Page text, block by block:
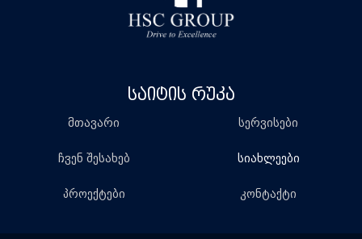
ᲡᲐᲘᲢᲘᲡ ᲠᲣᲙᲐ
მთავარი
ჩვენ შესახებ
პროექტები
სერვისები
სიახლეები
კონტაქტი